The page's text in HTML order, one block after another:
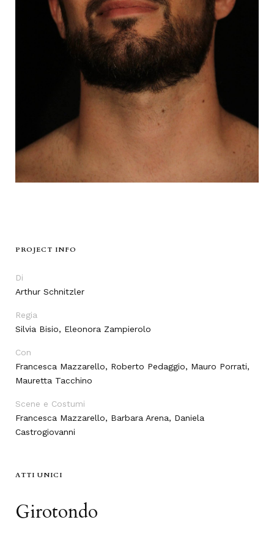
PROJECT INFO
Di
Arthur Schnitzler
Regia
Silvia Bisio, Eleonora Zampierolo
Con
Francesca Mazzarello, Roberto Pedaggio, Mauro Porrati,
Mauretta Tacchino
Scene e Costumi
Francesca Mazzarello, Barbara Arena, Daniela
Castrogiovanni
ATTI UNICI
Girotondo